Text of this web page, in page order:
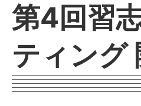
第4回習
ティング